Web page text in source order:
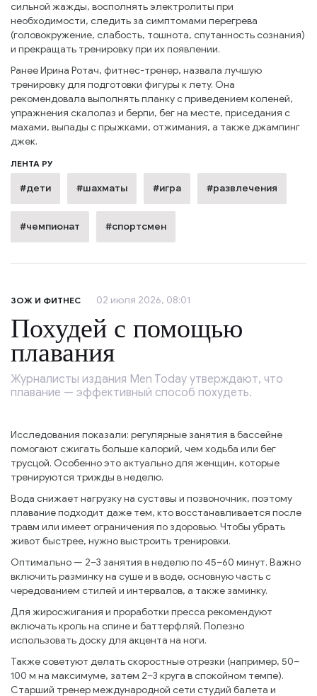
сильной жажды, восполнять электролиты при
необходимости, следить за симптомами перегрева
(головокружение, слабость, тошнота, спутанность сознания)
и прекращать тренировку при их появлении.
Ранее Ирина Ротач, фитнес-тренер, назвала лучшую
тренировку для подготовки фигуры к лету. Она
рекомендовала выполнять планку с приведением коленей,
упражнения скалолаз и берпи, бег на месте, приседания с
махами, выпады с прыжками, отжимания, а также джампинг
джек.
ЛЕНТА РУ
#дети #шахматы #игра #развлечения
#чемпионат #спортсмен
ЗОЖ И ФИТНЕС 02 июля 2026, 08:01
Похудей с помощью
плавания
Журналисты издания Men Today утверждают, что
плавание — эффективный способ похудеть.
Исследования показали: регулярные занятия в бассейне
помогают сжигать больше калорий, чем ходьба или бег
трусцой. Особенно это актуально для женщин, которые
тренируются трижды в неделю.
Вода снижает нагрузку на суставы и позвоночник, поэтому
плавание подходит даже тем, кто восстанавливается после
травм или имеет ограничения по здоровью. Чтобы убрать
живот быстрее, нужно выстроить тренировки.
Оптимально — 2–3 занятия в неделю по 45–60 минут. Важно
включить разминку на суше и в воде, основную часть с
чередованием стилей и интервалов, а также заминку.
Для жиросжигания и проработки пресса рекомендуют
включать кроль на спине и баттерфляй. Полезно
использовать доску для акцента на ноги.
Также советуют делать скоростные отрезки (например, 50–
100 м на максимуме, затем 2–3 круга в спокойном темпе).
Старший тренер международной сети студий балета и